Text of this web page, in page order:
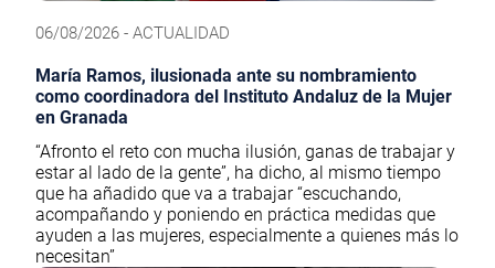
06/08/2026 - ACTUALIDAD
María Ramos, ilusionada ante su nombramiento
como coordinadora del Instituto Andaluz de la Mujer
en Granada
“Afronto el reto con mucha ilusión, ganas de trabajar y
estar al lado de la gente”, ha dicho, al mismo tiempo
que ha añadido que va a trabajar “escuchando,
acompañando y poniendo en práctica medidas que
ayuden a las mujeres, especialmente a quienes más lo
necesitan”